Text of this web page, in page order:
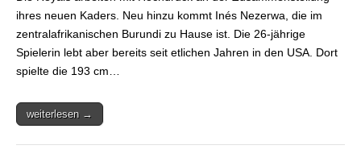
ihres neuen Kaders. Neu hinzu kommt Inés Nezerwa, die im
zentralafrikanischen Burundi zu Hause ist. Die 26-jährige
Spielerin lebt aber bereits seit etlichen Jahren in den USA. Dort
spielte die 193 cm…
weiterlesen →